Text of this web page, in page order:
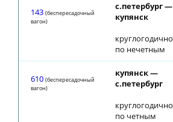
143 (беспересадочный
вагон)
с.петербург —
купянск
круглогодично
по нечетным
610 (беспересадочный
вагон)
купянск —
с.петербург
круглогодично
по четным